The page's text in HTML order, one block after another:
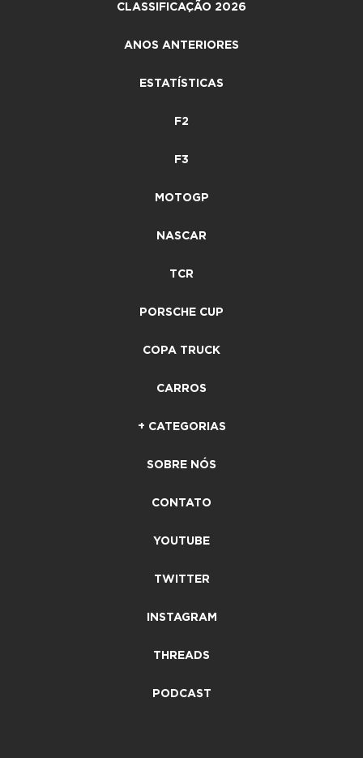
CLASSIFICAÇÃO 2026
ANOS ANTERIORES
ESTATÍSTICAS
F2
F3
MOTOGP
NASCAR
TCR
PORSCHE CUP
COPA TRUCK
CARROS
+ CATEGORIAS
SOBRE NÓS
CONTATO
YOUTUBE
TWITTER
INSTAGRAM
THREADS
PODCAST